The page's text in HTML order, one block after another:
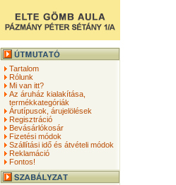
Tartalom
Rólunk
Mi van itt?
Az áruház kialakítása,
termékkategóriák
Árutípusok, árujelölések
Regisztráció
Bevásárlókosár
Fizetési módok
Szállítási idő és átvételi módok
Reklamáció
Fontos!